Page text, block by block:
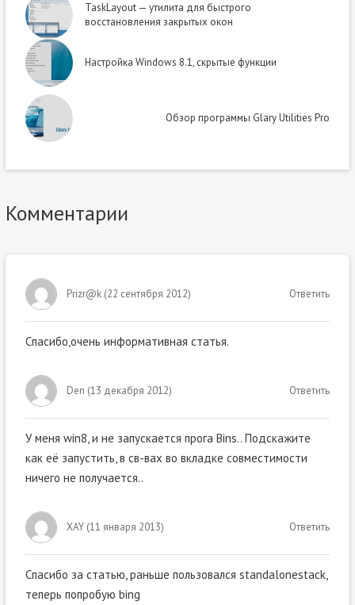
TaskLayout — утилита для быстрого
восстановления закрытых окон
Настройка Windows 8.1, скрытые функции
Обзор программы Glary Utilities Pro
Комментарии
Prizr@k(22 сентября 2012) Ответить
Спасибо,очень информативная статья.
Den (13 декабря 2012) Ответить
У меня win8, и не запускается прога Bins.. Подскажите
как её запустить, в св-вах во вкладке совместимости
ничего не получается..
XAY(11 января 2013) Ответить
Спасибо за статью, раньше пользовался standalonestack,
теперь попробую bing